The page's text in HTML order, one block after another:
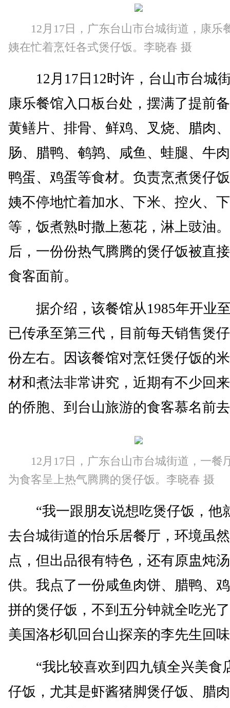
12月17日，广东台山市台城街道，康乐
姨在忙着烹饪各式煲仔饭。李晓春 摄
12月17日12时许，台山市台城
康乐餐馆入口板台处，摆满了提前
黄鳝片、排骨、鲜鸡、叉烧、腊肉
肠、腊鸭、鹌鹑、咸鱼、蛙腿、牛
鸭蛋、鸡蛋等食材。负责烹煮煲仔
姨不停地忙着加水、下米、控火、
等，饭煮熟时撒上葱花，淋上豉油
后，一份份热气腾腾的煲仔饭被直
食客面前。
据介绍，该餐馆从1985年开业
已传承至第三代，目前每天销售煲
份左右。因该餐馆对烹饪煲仔饭的
材和煮法非常讲究，近期有不少回
的侨胞、到台山旅游的食客慕名前
12月17日，广东台山市台城街道，一餐
为食客呈上热气腾腾的煲仔饭。李晓春 摄
“我一跟朋友说想吃煲仔饭，他
去台城街道的怡乐居餐厅，环境虽
点，但出品很有特色，还有原盅炖
供。我点了一份咸鱼肉饼、腊鸭、
拼的煲仔饭，不到五分钟就全吃光
美国洛杉矶回台山探亲的李先生回
“我比较喜欢到四九镇全兴美食
仔饭，尤其是虾酱猪脚煲仔饭、腊